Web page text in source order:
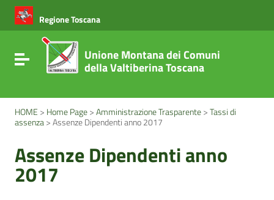
Vai ai contenuti
Vai al menu di navigazione
Vai al footer
Regione Toscana
Attiva / disattiva la navigazione
Unione Montana dei Comuni
della Valtiberina Toscana
HOME > Home Page>Amministrazione Trasparente>Tassi di
assenza>Assenze Dipendenti anno 2017
Assenze Dipendenti anno
2017